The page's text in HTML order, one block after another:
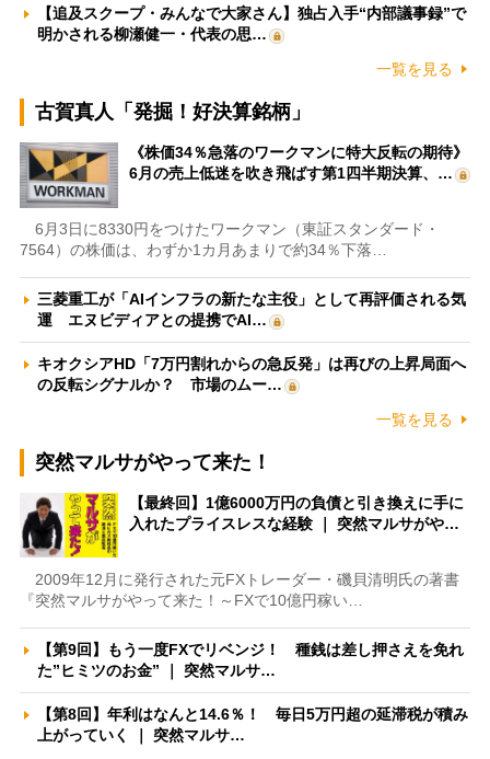
【追及スクープ・みんなで大家さん】独占入手“内部議事録”で
明かされる柳瀬健一・代表の思…
一覧を見る
古賀真人「発掘！好決算銘柄」
《株価34％急落のワークマンに特大反転の期待》
6月の売上低迷を吹き飛ばす第1四半期決算、…
6月3日に8330円をつけたワークマン（東証スタンダード・
7564）の株価は、わずか1カ月あまりで約34％下落…
三菱重工が「AIインフラの新たな主役」として再評価される気
運 エヌビディアとの提携でAI…
キオクシアHD「7万円割れからの急反発」は再びの上昇局面へ
の反転シグナルか？ 市場のムー…
一覧を見る
突然マルサがやって来た！
【最終回】1億6000万円の負債と引き換えに手に
入れたプライスレスな経験 ｜ 突然マルサがや…
2009年12月に発行された元FXトレーダー・磯貝清明氏の著書
『突然マルサがやって来た！～FXで10億円稼い…
【第9回】もう一度FXでリベンジ！ 種銭は差し押さえを免れ
た”ヒミツのお金” ｜ 突然マルサ…
【第8回】年利はなんと14.6％！ 毎日5万円超の延滞税が積み
上がっていく ｜ 突然マルサ…